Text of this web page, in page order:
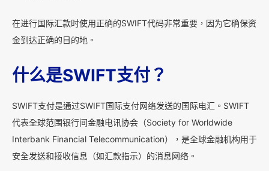
在进行国际汇款时使用正确的SWIFT代码非常重要，因为它确保资
金到达正确的目的地。
什么是SWIFT支付？
SWIFT支付是通过SWIFT国际支付网络发送的国际电汇。SWIFT
代表全球范围银行间金融电讯协会（Society for Worldwide
Interbank Financial Telecommunication），是全球金融机构用于
安全发送和接收信息（如汇款指示）的消息网络。